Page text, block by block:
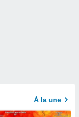
À la une